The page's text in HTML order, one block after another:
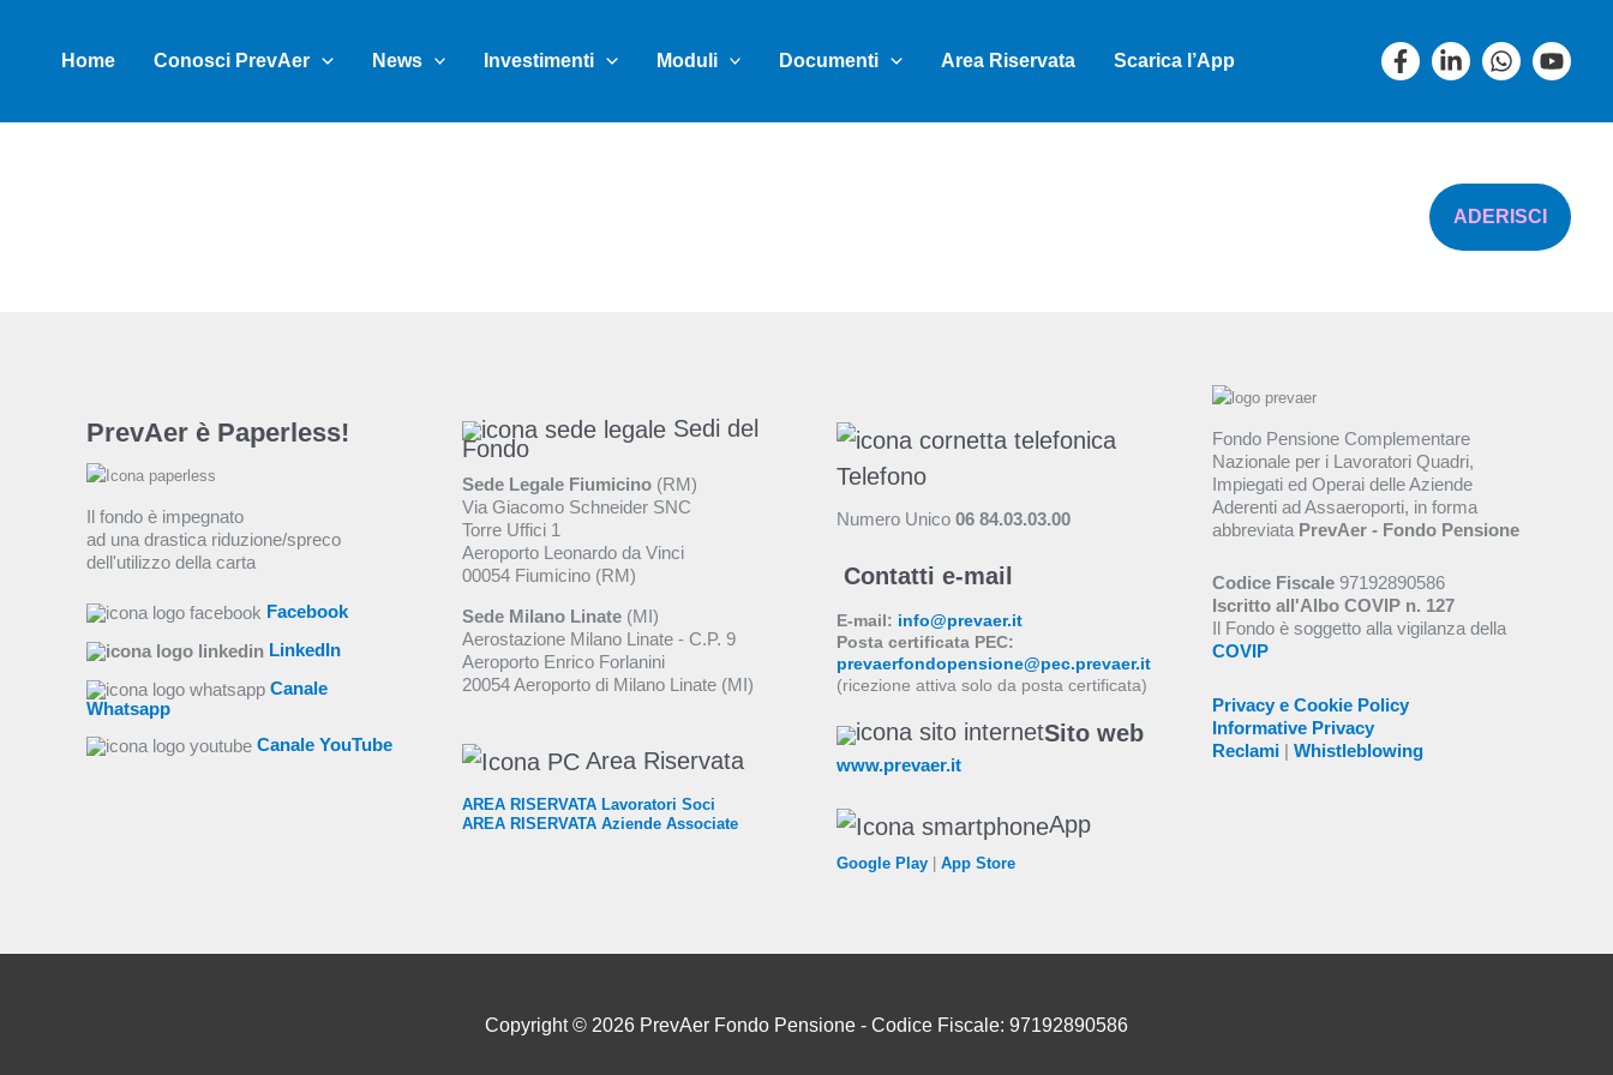
contenutoHome Conosci PrevAer News Investimenti Moduli Documenti Area Riservata Scarica l’App
ADERISCI
PrevAer è Paperless!
Il fondo è impegnato
ad una drastica riduzione/spreco
dell'utilizzo della carta
Facebook
LinkedIn
Canale
Whatsapp
Canale YouTube
Sedi del
Fondo
Sede Legale Fiumicino(RM)
Via Giacomo Schneider SNC
Torre Uffici 1
Aeroporto Leonardo da Vinci
00054 Fiumicino (RM)
Sede Milano Linate(MI)
Aerostazione Milano Linate - C.P. 9
Aeroporto Enrico Forlanini
20054 Aeroporto di Milano Linate (MI)
Area Riservata
AREA RISERVATA Lavoratori Soci
AREA RISERVATA Aziende Associate
Telefono
Numero Unico 06 84.03.03.00
Contatti e-mail
E-mail: info@prevaer.it
Posta certificata PEC:
prevaerfondopensione@pec.prevaer.it
(ricezione attiva solo da posta certificata)
Sito web
www.prevaer.it
App
Google Play App Store
Fondo Pensione Complementare
Nazionale per i Lavoratori Quadri,
Impiegati ed Operai delle Aziende
Aderenti ad Assaeroporti, in forma
abbreviata PrevAer - Fondo Pensione
Codice Fiscale97192890586
Iscritto all'Albo COVIP n. 127
Il Fondo è soggetto alla vigilanza della
COVIP
Privacy e Cookie Policy
Informative Privacy
Reclami| Whistleblowing
Copyright © 2026 PrevAer Fondo Pensione - Codice Fiscale: 97192890586